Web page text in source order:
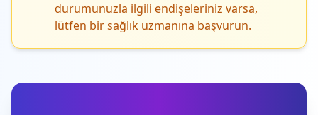
durumunuzla ilgili endişeleriniz varsa,
lütfen bir sağlık uzmanına başvurun.